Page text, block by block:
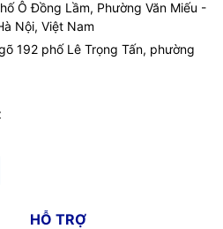
Ô Đồng Lầm, Phường Văn Miếu -
Nội, Việt Nam
192 phố Lê Trọng Tấn, phường
HỖ TRỢ